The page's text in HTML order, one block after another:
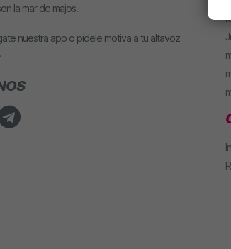
la mar de majos.
nuestra app o pídele motiva a tu altavoz